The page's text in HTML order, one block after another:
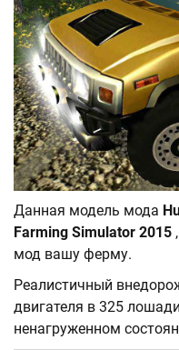
Данная модель мода
Farming Simulator 2015
мод вашу ферму.
Реалистичный
двигателя в 325
ненагруженном